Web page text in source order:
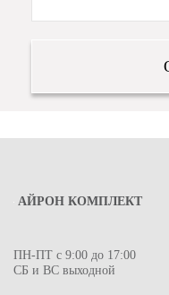
АЙРОН КОМПЛЕКТ
ПН-ПТ с 9:00 до 17:00
СБ и ВС выходной